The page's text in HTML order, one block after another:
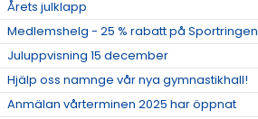
Årets julklapp
Medlemshelg - 25 % rabatt på Sportringen
Juluppvisning 15 december
Hjälp oss namnge vår nya gymnastikhall!
Anmälan vårterminen 2025 har öppnat